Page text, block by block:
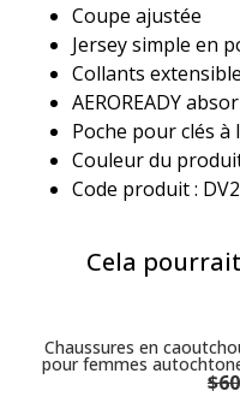
Coupe ajustée
Jersey simple en
Collants
AEROREADY
Poche pour clés
Couleur du
Code produit :
Cela
Chaussures en
pour femmes
$